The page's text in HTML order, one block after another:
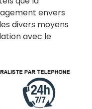
envers
divers moyens
avec le